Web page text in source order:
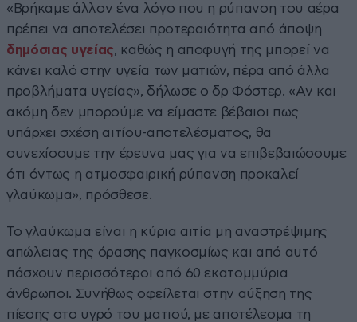
«Βρήκαμε άλλον ένα λόγο που η ρύπανση του αέρα
πρέπει να αποτελέσει προτεραιότητα από άποψη
δημόσιας υγείας, καθώς η αποφυγή της μπορεί να
κάνει καλό στην υγεία των ματιών, πέρα από άλλα
προβλήματα υγείας», δήλωσε ο δρ Φόστερ. «Αν και
ακόμη δεν μπορούμε να είμαστε βέβαιοι πως
υπάρχει σχέση αιτίου-αποτελέσματος, θα
συνεχίσουμε την έρευνα μας για να επιβεβαιώσουμε
ότι όντως η ατμοσφαιρική ρύπανση προκαλεί
γλαύκωμα», πρόσθεσε.
Το γλαύκωμα είναι η κύρια αιτία μη αναστρέψιμης
απώλειας της όρασης παγκοσμίως και από αυτό
πάσχουν περισσότεροι από 60 εκατομμύρια
άνθρωποι. Συνήθως οφείλεται στην αύξηση της
πίεσης στο υγρό του ματιού, με αποτέλεσμα τη